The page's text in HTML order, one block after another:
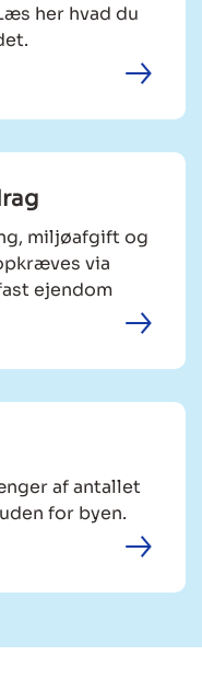
her hvad du
miljøafgift og
via
ejendom
af antallet
for byen.